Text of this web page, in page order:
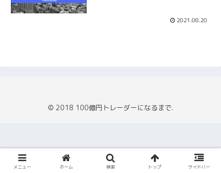
2021.08.20
© 2018 100億円トレーダーになるまで.
メニュー ホーム 検索 トップ サイドバー